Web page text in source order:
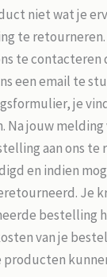
niet wat je
te retourneren.
te contacteren
een email te
je
Na jouw melding
aan ons
en indien
Je
bestelling
van je
producten